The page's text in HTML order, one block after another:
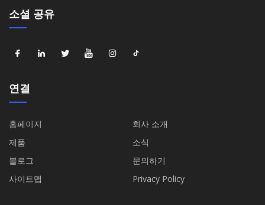
소셜 공유
연결
홈페이지
회사 소개
제품
소식
블로그
문의하기
사이트맵
Privacy Policy